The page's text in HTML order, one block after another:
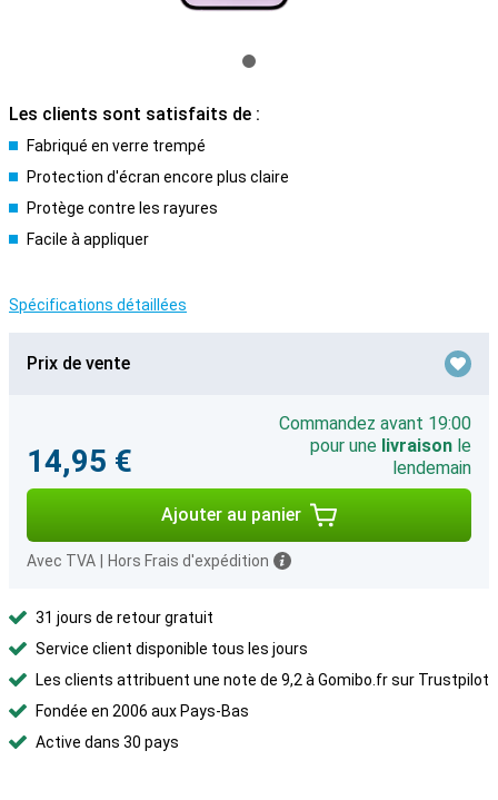
Les clients sont satisfaits de :
Fabriqué en verre trempé
Protection d'écran encore plus claire
Protège contre les rayures
Facile à appliquer
Spécifications détaillées
Prix de vente
14,95 €
Commandez avant 19:00
pour une livraison le
lendemain
Ajouter au panier
Avec TVA Hors Frais d'expédition
31 jours de retour gratuit
Service client disponible tous les jours
Les clients attribuent une note de 9,2 à Gomibo.fr sur Trustpilot
Fondée en 2006 aux Pays-Bas
Active dans 30 pays